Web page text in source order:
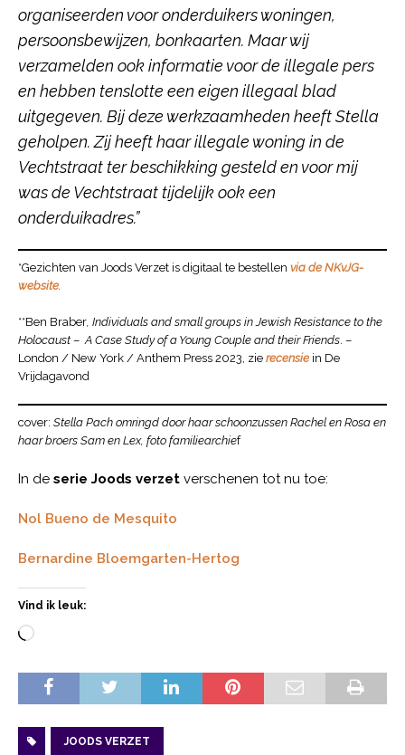
organiseerden voor onderduikers woningen,
persoonsbewijzen, bonkaarten. Maar wij
verzamelden ook informatie voor de illegale pers
en hebben tenslotte een eigen illegaal blad
uitgegeven. Bij deze werkzaamheden heeft Stella
geholpen. Zij heeft haar illegale woning in de
Vechtstraat ter beschikking gesteld en voor mij
was de Vechtstraat tijdelijk ook een
onderduikadres.”
*Gezichten van Joods Verzet is digitaal te bestellen via de NKvJG-
website
**Ben Braber , Individuals and small groups in Jewish Resistance to the
Holocaust– A Case Study of a Young Couple and their Friends . –
London / New York / Anthem Press 2023, zie recensie in De
Vrijdagavond
cover: Stella Pach omringd door haar schoonzussen Rachel en Rosa en
haar broers Sam en Lex, foto familiearchief
In de serie Joods verzet verschenen tot nu toe:
Nol Bueno de Mesquito
Bernardine Bloemgarten-Hertog
Vind ik leuk:
JOODS VERZET